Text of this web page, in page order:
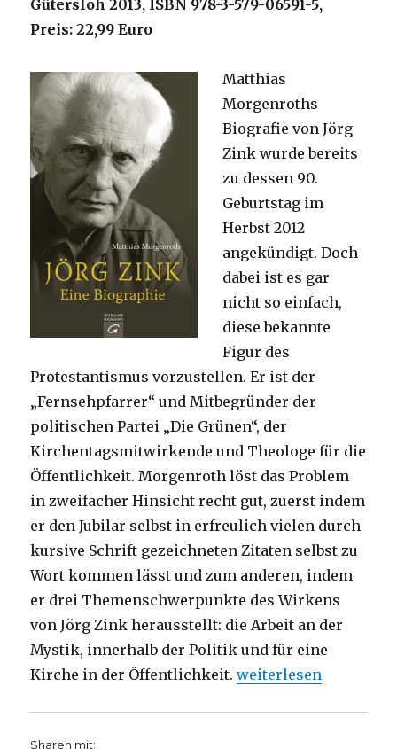
Gütersloh 2013, ISBN 978-3-579-06591-5,
Preis: 22,99 Euro
Matthias
Morgenroths
Biografie von Jörg
Zink wurde bereits
zu dessen 90.
Geburtstag im
Herbst 2012
angekündigt. Doch
dabei ist es gar
nicht so einfach,
diese bekannte
Figur des
Protestantismus vorzustellen. Er ist der
„Fernsehpfarrer“ und Mitbegründer der
politischen Partei „Die Grünen“, der
Kirchentagsmitwirkende und Theologe für die
Öffentlichkeit. Morgenroth löst das Problem
in zweifacher Hinsicht recht gut, zuerst indem
er den Jubilar selbst in erfreulich vielen durch
kursive Schrift gezeichneten Zitaten selbst zu
Wort kommen lässt und zum anderen, indem
er drei Themenschwerpunkte des Wirkens
von Jörg Zink herausstellt: die Arbeit an der
Mystik, innerhalb der Politik und für eine
Kirche in der Öffentlichkeit.„Mystik, Politik und
weiterlesen
Sharen mit: